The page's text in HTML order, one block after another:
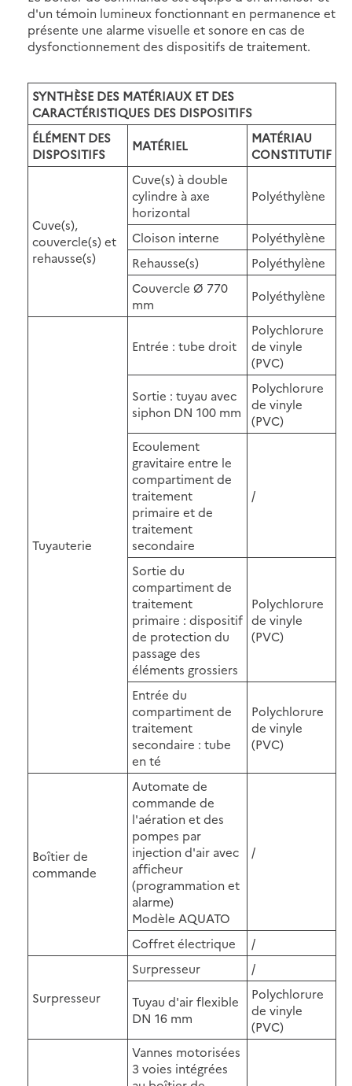
d'un témoin lumineux fonctionnant en permanence et
présente une alarme visuelle et sonore en cas de
dysfonctionnement des dispositifs de traitement.
SYNTHÈSE DES MATÉRIAUX ET DES
CARACTÉRISTIQUES DES DISPOSITIFS
ÉLÉMENT DES
DISPOSITIFS
MATÉRIEL
MATÉRIAU
CONSTITUTIF
Cuve(s),
couvercle(s) et
rehausse(s)
Cuve(s) à double
cylindre à axe
horizontal
Polyéthylène
Cloison interne
Polyéthylène
Rehausse(s)
Polyéthylène
Couvercle Ø 770
mm
Polyéthylène
Tuyauterie
Entrée : tube droit
Polychlorure
de vinyle
(PVC)
Sortie : tuyau avec
siphon DN 100 mm
Polychlorure
de vinyle
(PVC)
Ecoulement
gravitaire entre le
compartiment de
traitement
primaire et de
traitement
secondaire
/
Sortie du
compartiment de
traitement
primaire : dispositif
de protection du
passage des
éléments grossiers
Polychlorure
de vinyle
(PVC)
Entrée du
compartiment de
traitement
secondaire : tube
en té
Polychlorure
de vinyle
(PVC)
Boîtier de
commande
Automate de
commande de
l'aération et des
pompes par
injection d'air avec
afficheur
(programmation et
alarme)
Modèle AQUATO
/
Coffret électrique /
Surpresseur
Surpresseur
/
Tuyau d'air flexible
DN 16 mm
Polychlorure
de vinyle
(PVC)
Vannes motorisées
3 voies intégrées